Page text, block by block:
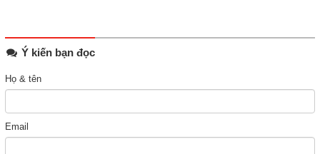
Ý kiến bạn đọc
Họ & tên
Email